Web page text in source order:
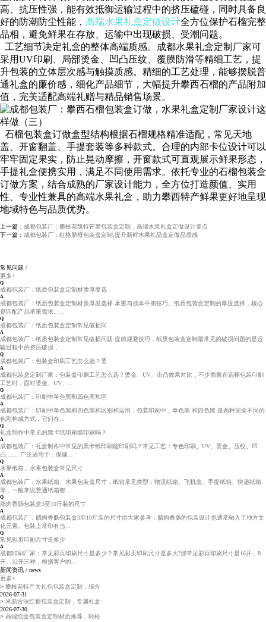
高、抗压性强，能有效抵御运输过程中的挤压磕碰，同时具备良
好的防潮防尘性能， 高端水果礼盒定做设计全方位保护石榴完整
品相，避免鲜果在存放、运输中出现破损、受潮问题。
工艺细节决定礼盒的整体高端质感。成都水果礼盒定制厂家可
采用UV印刷、局部烫金、凹凸压纹、覆膜防滑等精细工艺，提
升包装的立体层次感与触摸质感。精细的工艺处理，能够摆脱普
通礼盒的廉价感，细化产品细节，大幅提升攀西石榴的产品附加
值，完美适配高端礼赠与精品销售场景。
石榴包装盒订做盒型结构根据石榴规格精准适配，常见天地
盖、开窗翻盖、手提套装等多种款式。合理的内部卡位设计可以
牢牢固定果实，防止晃动摩擦，开窗款式可直观展示鲜果形态，
手提礼盒便携实用，满足不同使用需求。依托专业的石榴包装盒
订做方案，结合成熟的厂家设计能力，全方位打造颜值、实用
性、专业性兼具的高端水果礼盒，助力攀西特产鲜果更好地呈现
地域特色与品质优势。
上一篇： 成都包装厂：攀枝花凯特芒果包装盒定制，高端水果礼盒定做设计要点
下一篇： 成都包装厂：红格脐橙包装盒定制,提升新鲜水果礼品盒定做品质感
常见问题 /
更多+
Q
成都包装厂：纸质包装盒定制材质厚度选
A
成都包装厂：纸质包装盒定制材质厚度选择 承重与成本平衡技巧。纸质包装盒定制的厚度选择，核心
是匹配产品承重需求。...
Q
成都包装厂：纸质包装盒定制常见破损问
A
成都包装厂：纸质包装盒定制常见破损问题 提前规避技巧，纸质包装盒定制最常见的破损问题的是运
输过程中的挤压破损，...
Q
成都包装厂：包装盒印刷工艺怎么选？烫
A
成都包装盒定制厂家：包装盒印刷工艺怎么选？烫金、UV、击凸效果对比，不少商家在选择包装印刷
工艺时，面对烫金、UV、...
Q
成都包装厂：印刷中单色黑和四色黑和区
A
成都包装厂：印刷中单色黑和四色黑和区别和运用，包装印刷中，单色黑 和四色黑 是两种完全不同的
色彩构成方式，它们在...
Q
礼盒制作中常见的黑卡纸印刷能印刷吗？
A
成都包装厂：礼盒制作中常见的黑卡纸印刷能印刷吗？常见工艺：专色印刷、UV、烫金、压纹、凹
凸....... 广泛适用于：保健...
Q
水果纸箱、水果包装盒常见尺寸
A
成都包装厂：水果纸箱、水果包装盒尺寸，纸箱常见类型：物流纸箱、飞机盒、手提纸箱、快递纸箱
等，一般来说普通纸箱都...
Q
腊肉香肠包装盒3至10斤装的尺寸
A
成都包装厂：腊肉香肠包装盒3至10斤装的尺寸供大家参考，腊肉香肠的包装设计也通常融入了地方文
化元素。包装上常印有当...
Q
常见彩页印刷尺寸是多少
A
成都印刷厂家：常见彩页印刷尺寸是多少？常见彩页印刷尺寸是多大?那常见彩页印刷尺寸是16开、8
开、32开三种，根据客户的...
新闻资讯 / news
更多+
> 攀枝花特产大礼包包装盒定制，综合
2026-07-31
> 米易古法红糖包装盒定制，专属礼盒
2026-07-30
> 高端纸盒包装盒定制材质推荐，轻松